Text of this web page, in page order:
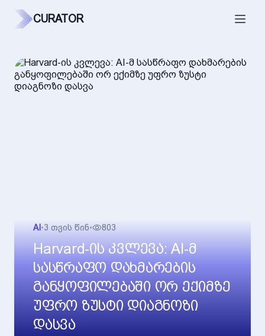
CURATOR
AI •3 თვის წინ• 803
Harvard-ის კვლევა: AI-მ
სასწრაფო დახმარების
განყოფილებაში ორ ექიმზე
უფრო ზუსტი დიაგნოზი
დასვა